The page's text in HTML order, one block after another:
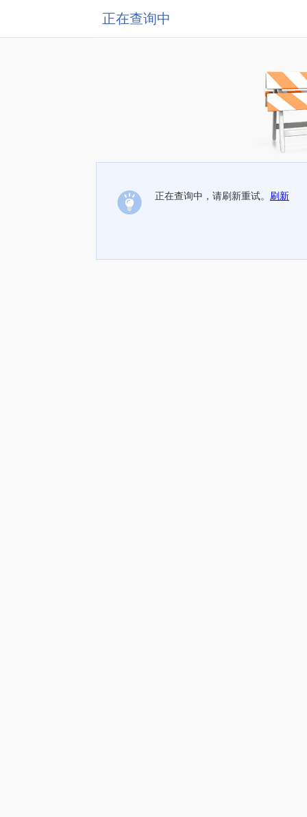
正在查询中
正在查询中，请刷新重试。 刷新